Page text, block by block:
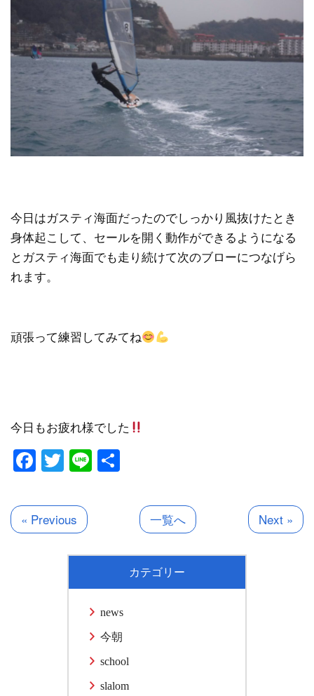
今日はガスティ海面だったのでしっかり風抜けたとき
身体起こして、セールを開く動作ができるようになる
とガスティ海面でも走り続けて次のブローにつなげら
れます。
頑張って練習してみてね
今日もお疲れ様でした
Facebook
Twitter
Line
« Previous 一覧へ Next »
カテゴリー
news
今朝
school
slalom